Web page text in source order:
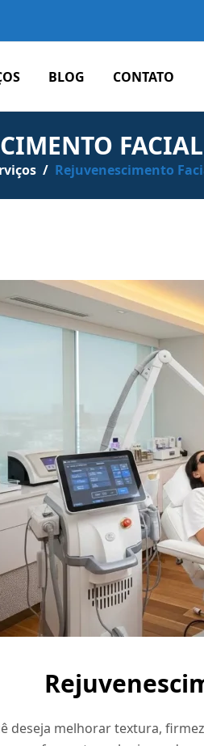
BLOG CONTATO
/ Rejuvenescimento
deseja melhorar textura,